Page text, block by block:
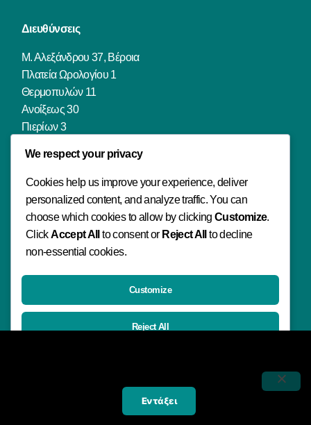
Διευθύνσεις
Μ. Αλεξάνδρου 37, Βέροια
Πλατεία Ωρολογίου 1
Θερμοπυλών 11
Ανοίξεως 30
Πιερίων 3
Φιλιππουπόλεως 18
Μ. Μπότσαρη 69
Μενού
Αρχική
Επικοινωνία
We respect your privacy
Cookies help us improve your experience, deliver
personalized content, and analyze traffic. You can
choose which cookies to allow by clickingCustomize.
ClickAccept All to consent or Reject All to decline
non-essential cookies.
Customize
Reject All
τη σελίδα, θα υποθέσουμε πως είστε ικανοποιημένοι με αυτό.
Εντάξει